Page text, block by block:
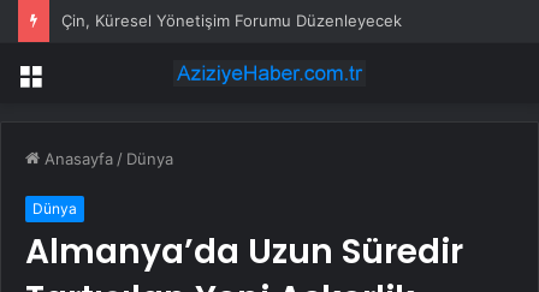
Çin, Küresel Yönetişim Forumu Düzenleyecek
Menü
Anasayfa / Dünya
Dünya
Almanya’da Uzun Süredir